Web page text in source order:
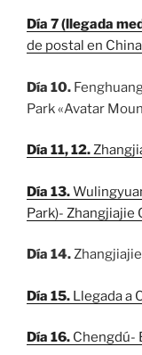
Día 7 (llegada
de postal en China
Día 10.
Park «Avatar
Día 11, 12.
Día 13.
Park)- Zhangjiajie
Día 14.
Día 15. Llegada a
Día 16. Chengdú-